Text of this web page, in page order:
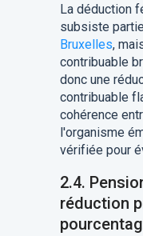
La déduction
subsiste
Bruxelles,
contribuable
donc une
contribuable
cohérence
l'organisme
vérifiée pour
2.4.
réduction